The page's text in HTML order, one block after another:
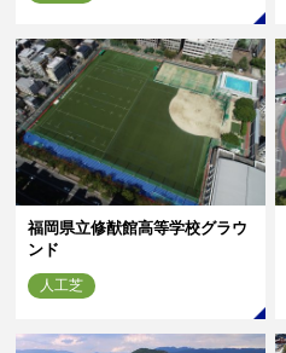
福岡県立修猷館高等学校グラウ
ンド
人工芝